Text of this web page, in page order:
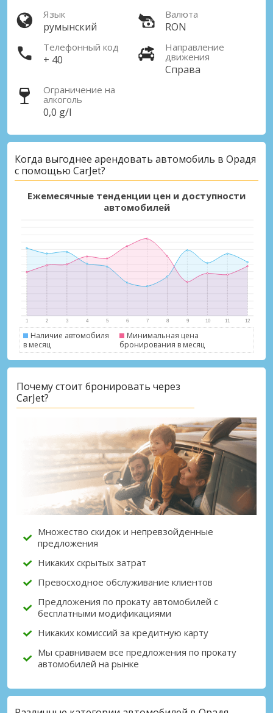
Язык
румынский
Валюта
RON
Телефонный код
+ 40
Направление
движения
Справа
Ограничение на
алкоголь
0,0 g/l
Когда выгоднее арендовать автомобиль в Орадя
с помощью CarJet?
Ежемесячные тенденции цен и доступности
автомобилей
Наличие автомобиля
в месяц
Минимальная цена
бронирования в месяц
Почему стоит бронировать через
CarJet?
Множество скидок и непревзойденные
предложения
Никаких скрытых затрат
Превосходное обслуживание клиентов
Предложения по прокату автомобилей с
бесплатными модификациями
Никаких комиссий за кредитную карту
Мы сравниваем все предложения по прокату
автомобилей на рынке
Лучшие сбережения
Получите доступ к эксклюзивным
предложениям партнёров
Войти с помощью eLink